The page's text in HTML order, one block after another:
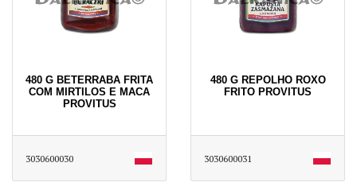
480 G BETERRABA FRITA
COM MIRTILOS E MACA
PROVITUS
3030600030
480 G REPOLHO ROXO
FRITO PROVITUS
3030600031